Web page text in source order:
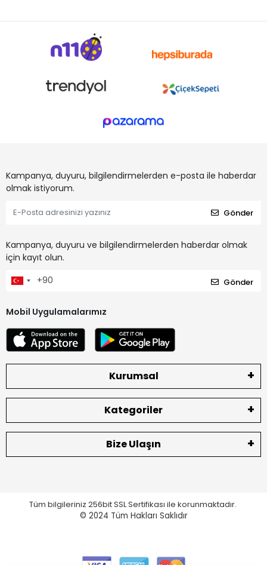
Kampanya, duyuru, bilgilendirmelerden e-posta ile haberdar
olmak istiyorum.
Gönder
Kampanya, duyuru ve bilgilendirmelerden haberdar olmak
için kayıt olun.
Gönder
Mobil Uygulamalarımız
Kurumsal
Kategoriler
Bize Ulaşın
Tüm bilgileriniz 256bit SSL Sertifikası ile korunmaktadır.
© 2024 Tüm Hakları Saklıdır